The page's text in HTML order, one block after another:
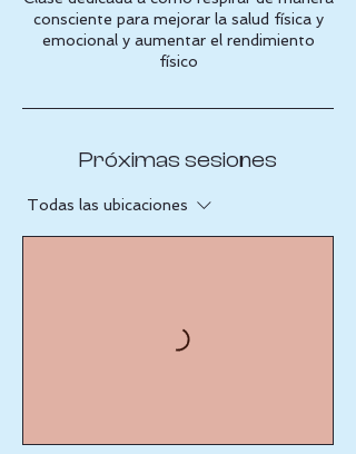
consciente para mejorar la salud física y
emocional y aumentar el rendimiento
físico
Próximas sesiones
Todas las ubicaciones